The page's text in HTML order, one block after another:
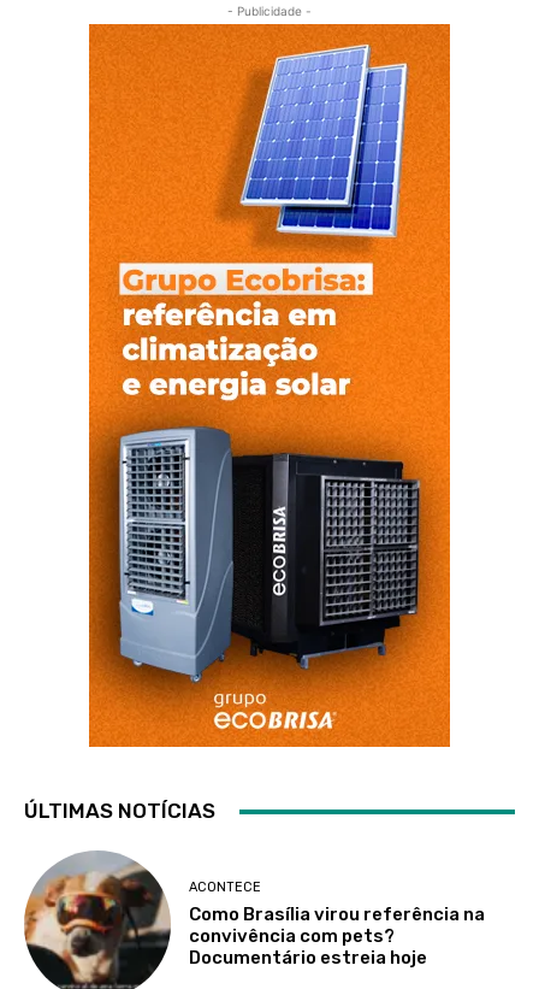
- Publicidade -
ÚLTIMAS NOTÍCIAS
ACONTECE
Como Brasília virou referência na
convivência com pets?
Documentário estreia hoje